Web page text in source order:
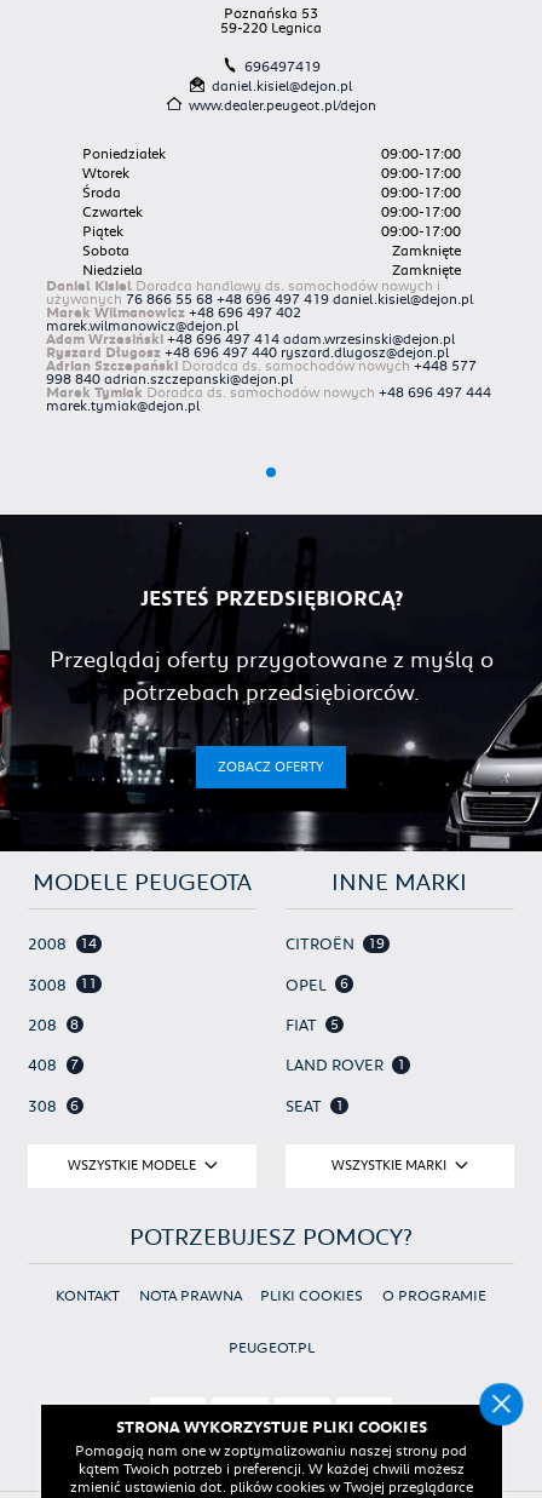
Poznańska 53
59-220 Legnica
696497419
daniel.kisiel@dejon.pl
www.dealer.peugeot.pl/dejon
Poniedziałek
09:00-17:00
Wtorek
09:00-17:00
Środa
09:00-17:00
Czwartek
09:00-17:00
Piątek
09:00-17:00
Sobota
Zamknięte
Niedziela
Zamknięte
Daniel Kisiel Doradca handlowy ds. samochodów nowych i
używanych 76 866 55 68 +48 696 497 419 daniel.kisiel@dejon.pl
Marek Wilmanowicz +48 696 497 402
marek.wilmanowicz@dejon.pl
Adam Wrzesiński +48 696 497 414 adam.wrzesinski@dejon.pl
Ryszard Długosz +48 696 497 440 ryszard.dlugosz@dejon.pl
Adrian Szczepański Doradca ds. samochodów nowych +448 577
998 840 adrian.szczepanski@dejon.pl
Marek Tymiak Doradca ds. samochodów nowych +48 696 497 444
marek.tymiak@dejon.pl
JESTEŚ PRZEDSIĘBIORCĄ?
Przeglądaj oferty przygotowane z myślą o
potrzebach przedsiębiorców.
ZOBACZ OFERTY
STRONA WYKORZYSTUJE PLIKI COOKIES
Pomagają nam one w zoptymalizowaniu naszej strony pod
kątem Twoich potrzeb i preferencji. W każdej chwili możesz
zmienić ustawienia dot. plików cookies w Twojej przeglądarce
POTRZEBUJESZ POMOCY?
KONTAKT NOTA PRAWNA PLIKI COOKIES O PROGRAMIE
PEUGEOT.PL
MODELE PEUGEOTA
2008 14
3008 11
208 8
408 7
308 6
RIFTER 1
WSZYSTKIE MODELE
INNE MARKI
CITROËN 19
OPEL 6
FIAT 5
LAND ROVER 1
SEAT 1
WSZYSTKIE MARKI